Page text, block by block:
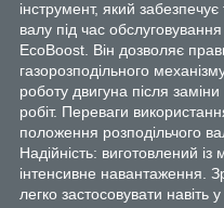
інструмент, який
валу під час
EcoBoost. Він дозволяє
газорозподільного
роботу двигуна після
робіт. Переваги
положення розподільчого
Надійність: виготовлений
інтенсивне навантаження.
легко застосовувати навіть